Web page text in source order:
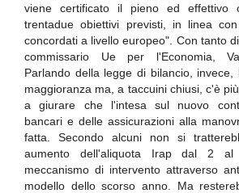
viene certificato il pieno ed effettivo
trentadue obiettivi previsti, in linea
concordati a livello europeo". Con tanto
commissario Ue per l'Economia,
Parlando della legge di bilancio, invece,
maggioranza ma, a taccuini chiusi, c'è
a giurare che l'intesa sul nuovo
bancari e delle assicurazioni alla
fatta. Secondo alcuni non si
aumento dell'aliquota Irap dal 2
meccanismo di intervento attraverso
modello dello scorso anno. Ma